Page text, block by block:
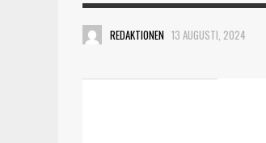
REDAKTIONEN 13 AUGUSTI, 2024